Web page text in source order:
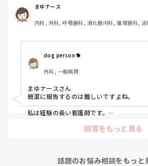
のように情報を整理していますか？分か
するための工夫があれば教えてください。
まゆナース
内科, 外科, 呼吸器科, 消化器内科, 循環器科,
dog person 🐕
外科, 一般病院
まゆナースさん
簡潔に報告するのは難しいですよね。
私は経験の長い看護師です。
これまでに報連相の研修を何回か受講した
でしょう？
回答をもっと見る
話題のお悩み相談をもっと